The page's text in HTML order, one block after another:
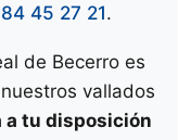
45 27 21.
de Becerro es
vallados
a tu disposición